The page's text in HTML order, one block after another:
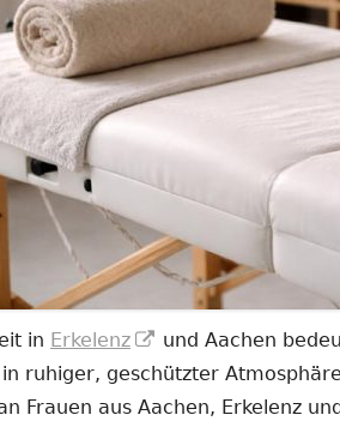
in Erkelenz
In
neuem
Fenster
und Aachen
in ruhiger, geschützter
Frauen aus Aachen, Erkelenz